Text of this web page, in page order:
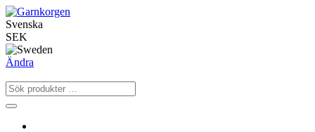
Svenska
SEK
Ändra